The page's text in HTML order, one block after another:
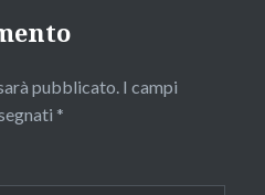
pubblicato. I campi
*